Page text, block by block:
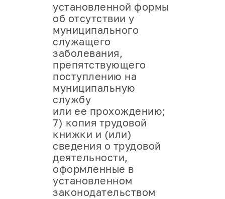
установленной формы
об отсутствии у
муниципального
служащего
заболевания,
препятствующего
поступлению на
муниципальную
службу
или ее прохождению;
7) копия трудовой
книжки и (или)
сведения о трудовой
деятельности,
оформленные в
установленном
законодательством